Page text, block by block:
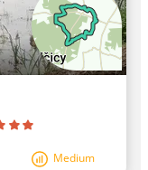
Medium